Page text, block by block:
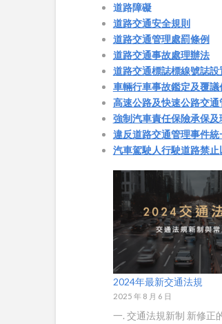
道路障礙
道路交通安全規則
道路交通管理處罰條例
道路交通事故處理辦法
道路交通標誌標線號誌設
車輛行車事故鑑定及覆議
高速公路及快速公路交通
強制汽車責任保險承保
違反道路交通管理事件
汽車駕駛人行駛道路禁
2024年最新交通法規
2025 年 8 月 6 日
一. 交通法規新制 新修正